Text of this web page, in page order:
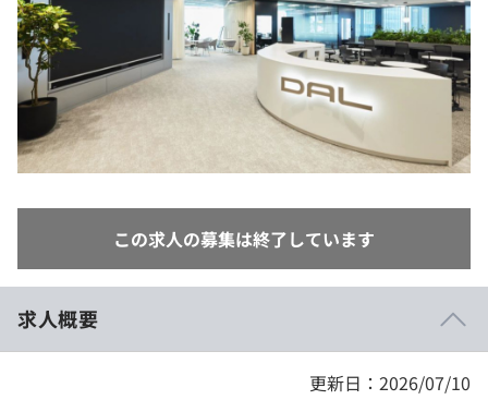
就活成功ガイド
プラン
個人向けプラン
法人向けプラン
学校向けプラン
この求人の募集は終了しています
求人概要
更新日：2026/07/10